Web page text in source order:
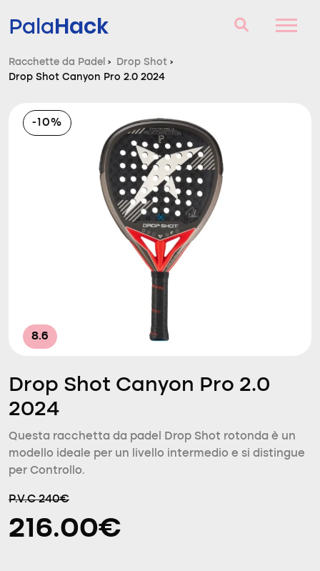
PalaHack
Racchette da Padel
Domande e risposte
Comparatore
Racchette da Padel › Drop Shot ›
Drop Shot Canyon Pro 2.0 2024
-10%
8.6
Drop Shot Canyon Pro 2.0
2024
Questa racchetta da padel Drop Shot rotonda è un
modello ideale per un livello intermedio e si distingue
per Controllo.
P.V.C 240€
216.00€